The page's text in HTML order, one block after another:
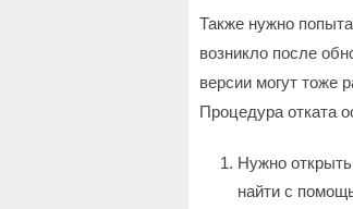
Также нужно
возникло после
версии могут тоже
Процедура отката
Нужно открыть
найти с